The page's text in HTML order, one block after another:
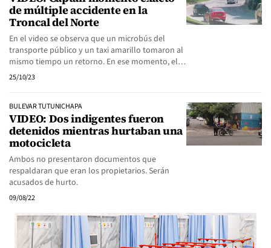
de múltiple accidente en la
Troncal del Norte
En el video se observa que un microbús del
transporte público y un taxi amarillo tomaron al
mismo tiempo un retorno. En ese momento, el…
25/10/23
BULEVAR TUTUNICHAPA
VIDEO: Dos indigentes fueron
detenidos mientras hurtaban una
motocicleta
Ambos no presentaron documentos que
respaldaran que eran los propietarios. Serán
acusados de hurto.
09/08/22